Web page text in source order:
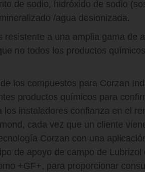
de sodio, hidróxido de sodio
/agua desionizada.
resistente a una amplia gama de
no todos los productos
los compuestos para Corzan
productos químicos para
los instaladores confianza en el
cada vez que un cliente
Corzan con una
de apoyo de campo de
+GF+, para proporcionar